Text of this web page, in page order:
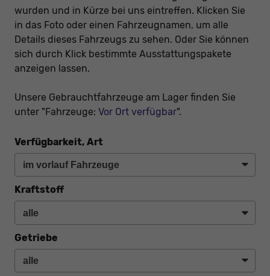
wurden und in Kürze bei uns eintreffen. Klicken Sie
in das Foto oder einen Fahrzeugnamen, um alle
Details dieses Fahrzeugs zu sehen. Oder Sie können
sich durch Klick bestimmte Ausstattungspakete
anzeigen lassen.
Unsere Gebrauchtfahrzeuge am Lager finden Sie
unter "Fahrzeuge: Vor Ort verfügbar".
Verfügbarkeit, Art
Kraftstoff
Getriebe